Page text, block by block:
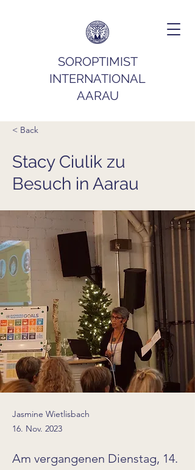
SOROPTIMIST
INTERNATIONAL
AARAU
< Back
Stacy Ciulik zu
Besuch in Aarau
Jasmine Wietlisbach
16. Nov. 2023
Am vergangenen Dienstag, 14.